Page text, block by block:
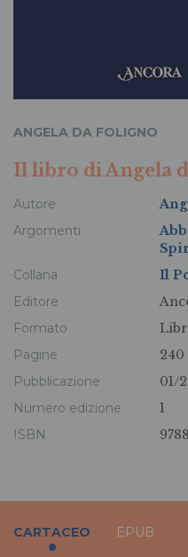
ANGELA DA FOLIGNO
Il libro di Angela
Autore
Argomenti
Collana
Il
Editore
Formato
Pagine
240
Pubblicazione
01/
Numero edizione
1
ISBN
CARTACEO EPUB